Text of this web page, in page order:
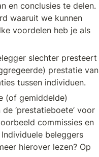
en conclusies te delen.
waaruit we kunnen
voordelen heb je als
slechter presteert
prestatie van
tussen individuen.
(of gemiddelde)
‘prestatieboete’ voor
commissies en
beleggers
hierover lezen? Op